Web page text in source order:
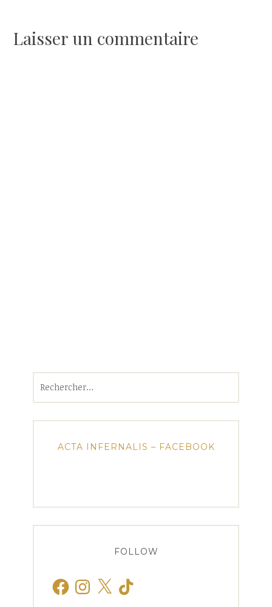
l’article
Laisser un commentaire
ACTA INFERNALIS – FACEBOOK
FOLLOW
FacebookInstagram
X TikTok